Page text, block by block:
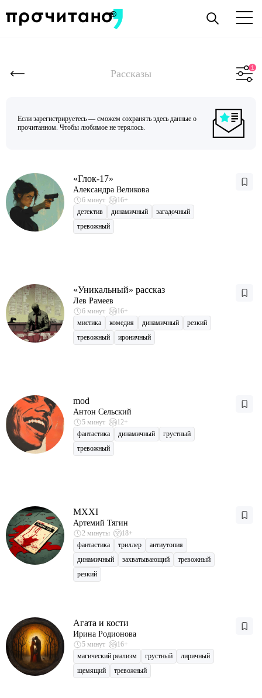
Рассказы
Если зарегистрируетесь — сможем сохранять здесь данные о
прочитанном. Чтобы любимое не терялось.
«Глок-17»
Александра Великова
6 минут
16+
детектив
динамичный
загадочный
тревожный
«Уникальный» рассказ
Лев Рамеев
6 минут
16+
мистика
комедия динамичный
резкий
тревожный
ироничный
mod
Антон Сельский
5 минут
12+
фантастика
динамичный
грустный
тревожный
MXXI
Артемий Тягин
2 минуты
18+
фантастика
триллер
антиутопия
динамичный
захватывающий
тревожный
резкий
Агата и кости
Ирина Родионова
5 минут
16+
магический реализм
грустный
лиричный
щемящий
тревожный